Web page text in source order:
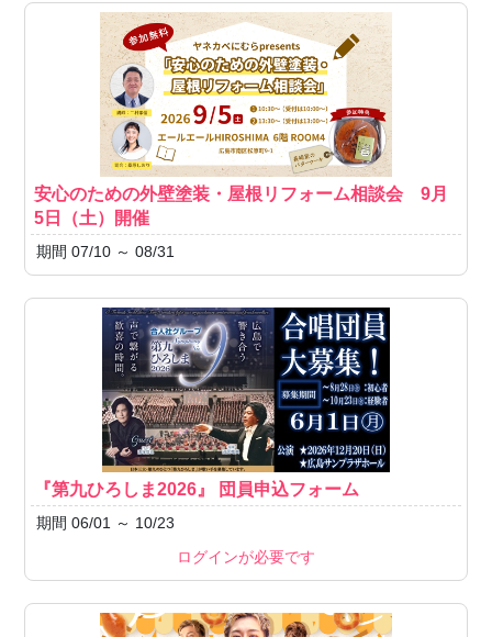
安心のための外壁塗装・屋根リフォーム相談会 9月
5日（土）開催
期間 07/10 ～ 08/31
『第九ひろしま2026』 団員申込フォーム
期間 06/01 ～ 10/23
ログインが必要です